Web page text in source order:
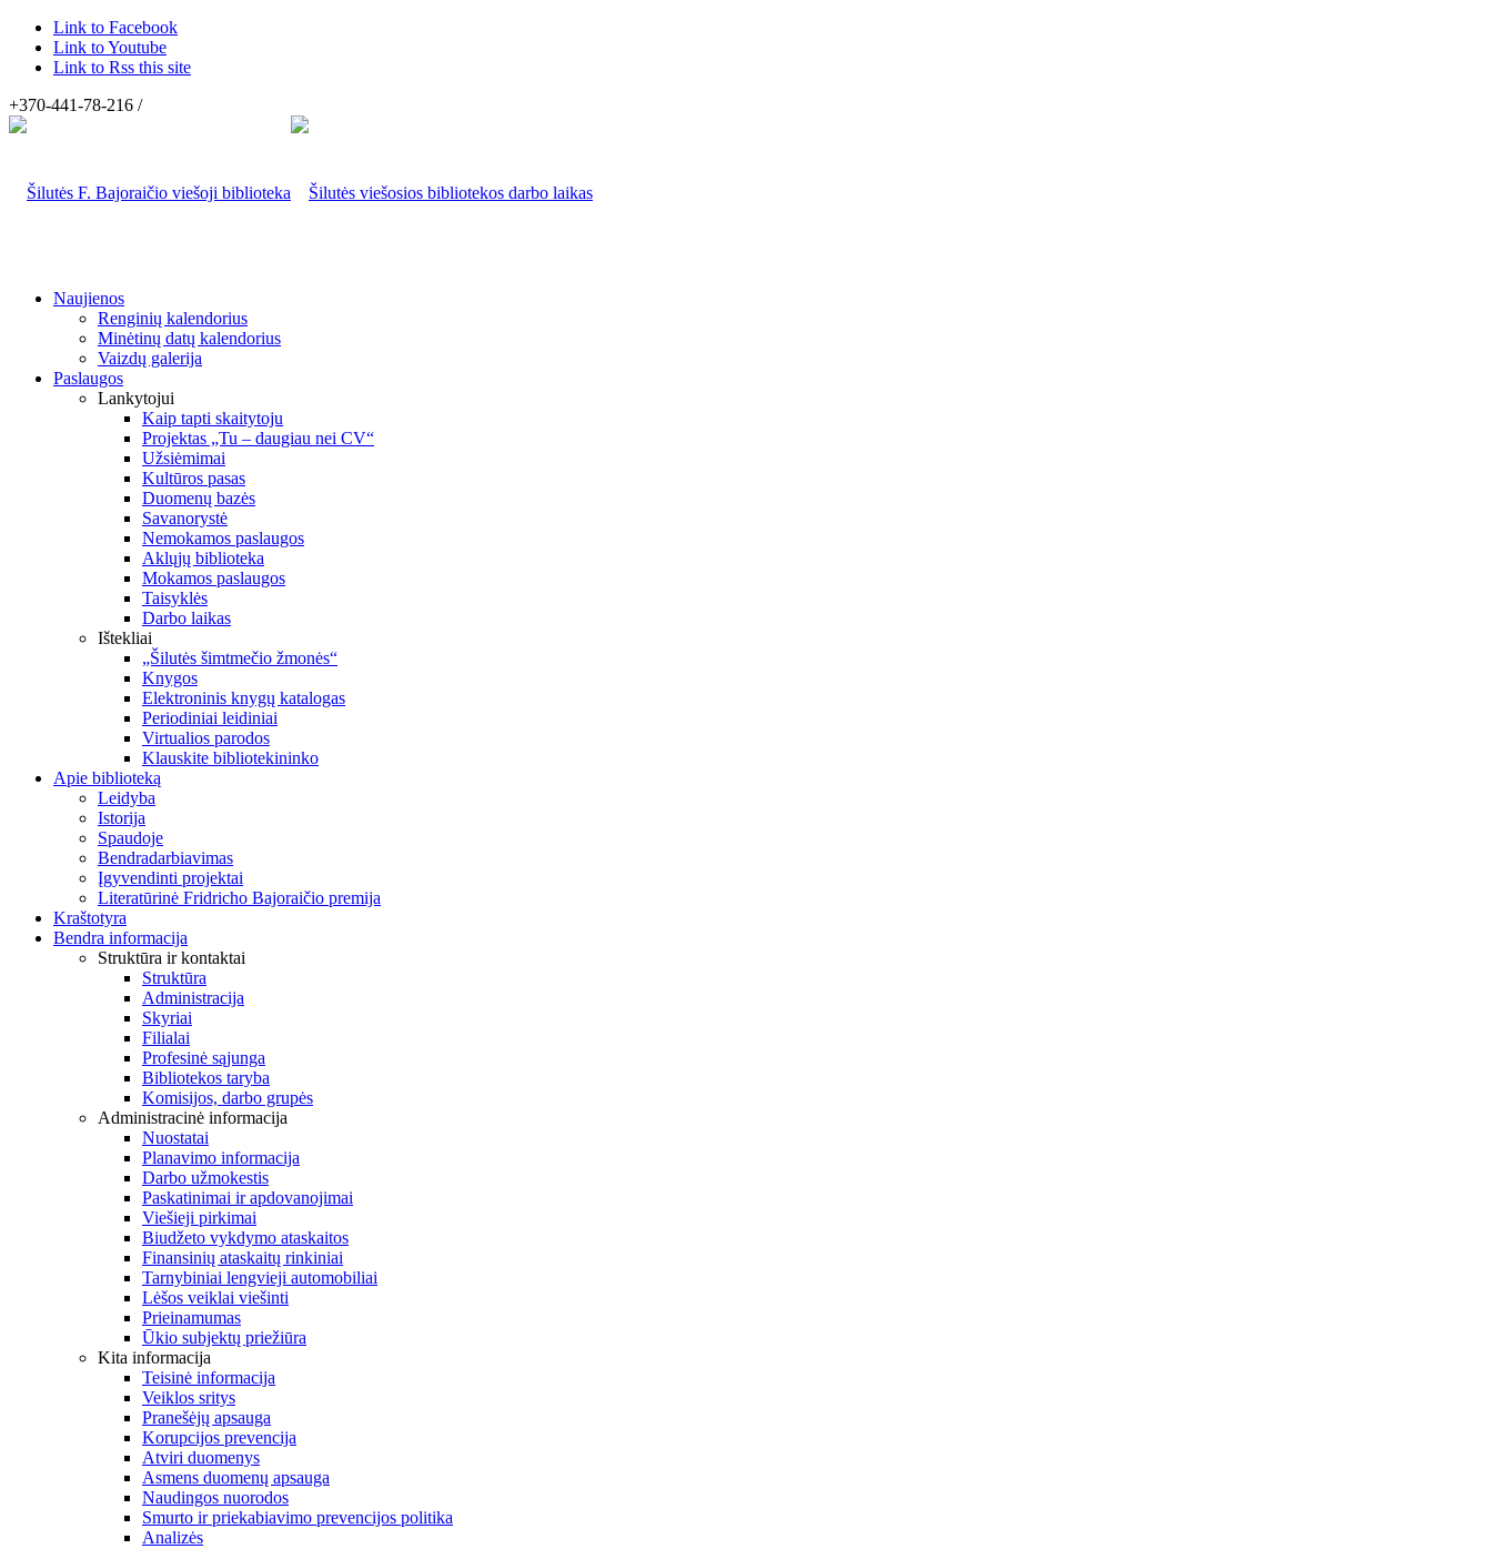
Link to Facebook
Link to Youtube
Link to Rss this site
+370-441-78-216 /
Naujienos
Renginių kalendorius
Minėtinų datų kalendorius
Vaizdų galerija
Paslaugos
Lankytojui
Kaip tapti skaitytoju
Projektas „Tu – daugiau nei CV“
Užsiėmimai
Kultūros pasas
Duomenų bazės
Savanorystė
Nemokamos paslaugos
Aklųjų biblioteka
Mokamos paslaugos
Taisyklės
Darbo laikas
Ištekliai
„Šilutės šimtmečio žmonės“
Knygos
Elektroninis knygų katalogas
Periodiniai leidiniai
Virtualios parodos
Klauskite bibliotekininko
Apie biblioteką
Leidyba
Istorija
Spaudoje
Bendradarbiavimas
Įgyvendinti projektai
Literatūrinė Fridricho Bajoraičio premija
Kraštotyra
Bendra informacija
Struktūra ir kontaktai
Struktūra
Administracija
Skyriai
Filialai
Profesinė sąjunga
Bibliotekos taryba
Komisijos, darbo grupės
Administracinė informacija
Nuostatai
Planavimo informacija
Darbo užmokestis
Paskatinimai ir apdovanojimai
Viešieji pirkimai
Biudžeto vykdymo ataskaitos
Finansinių ataskaitų rinkiniai
Tarnybiniai lengvieji automobiliai
Lėšos veiklai viešinti
Prieinamumas
Ūkio subjektų priežiūra
Kita informacija
Teisinė informacija
Veiklos sritys
Pranešėjų apsauga
Korupcijos prevencija
Atviri duomenys
Asmens duomenų apsauga
Naudingos nuorodos
Smurto ir priekabiavimo prevencijos politika
Analizės